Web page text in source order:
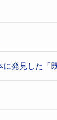
に発見した「